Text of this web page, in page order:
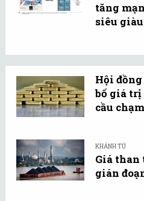
tăng
siêu
Hội
bố giá trị
cầu
KHÁNH TÚ
Giá than
gián